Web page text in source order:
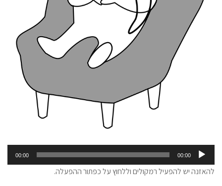
אודיו
00:00
00:00
להאזנה יש להפעיל רמקולים וללחוץ על כפתור ההפעלה.